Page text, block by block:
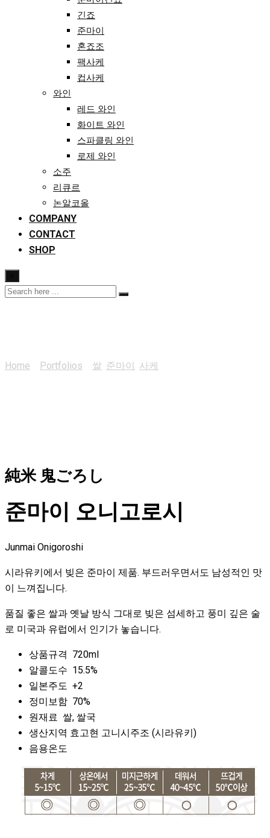
긴죠
준마이
혼죠조
팩사케
컵사케
와인
레드 와인
화이트 와인
스파클링 와인
로제 와인
소주
리큐르
논알코올
COMPANY
CONTACT
SHOP
Home Portfolios 쌀 준마이 사케
純米 鬼ごろし
준마이 오니고로시
Junmai Onigoroshi
시라유키에서 빚은 준마이 제품. 부드러우면서도 남성적인 맛
이 느껴집니다.
품질 좋은 쌀과 옛날 방식 그대로 빚은 섬세하고 풍미 깊은 술
로 미국과 유럽에서 인기가 놓습니다.
상품규격 720ml
알콜도수 15.5%
일본주도 +2
정미보함 70%
원재료 쌀, 쌀국
생산지역 효고현 고니시주조 (시라유키)
음용온도